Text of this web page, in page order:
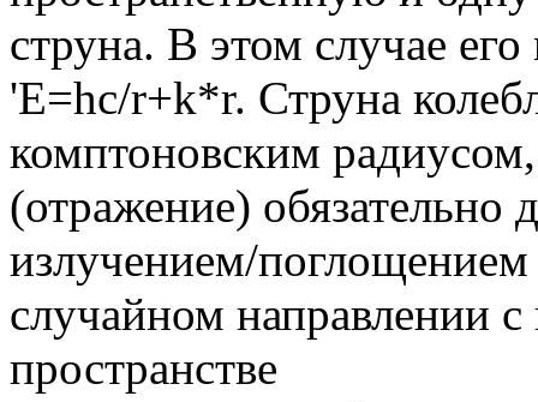
струна. В этом случае его
'E=hc/r+k*r. Струна
комптоновским
(отражение) обязательно
излучением/
случайном направлении
пространстве